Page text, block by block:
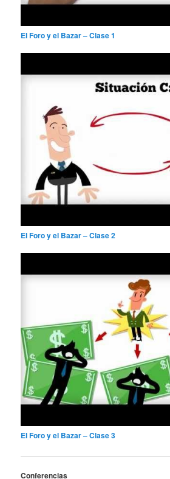
El Foro y el Bazar – Clase 1
El Foro y el Bazar – Clase 2
El Foro y el Bazar – Clase 3
Conferencias